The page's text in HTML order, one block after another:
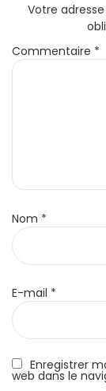
Enregistrer
web dans le
Votre
Commentaire *
Nom *
E-mail *